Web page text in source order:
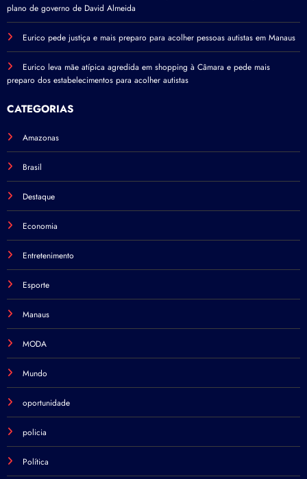
plano de governo de David Almeida
Eurico pede justiça e mais preparo para acolher pessoas autistas em Manaus
Eurico leva mãe atípica agredida em shopping à Câmara e pede mais
preparo dos estabelecimentos para acolher autistas
CATEGORIAS
Amazonas
Brasil
Destaque
Economia
Entretenimento
Esporte
Manaus
MODA
Mundo
oportunidade
policia
Política